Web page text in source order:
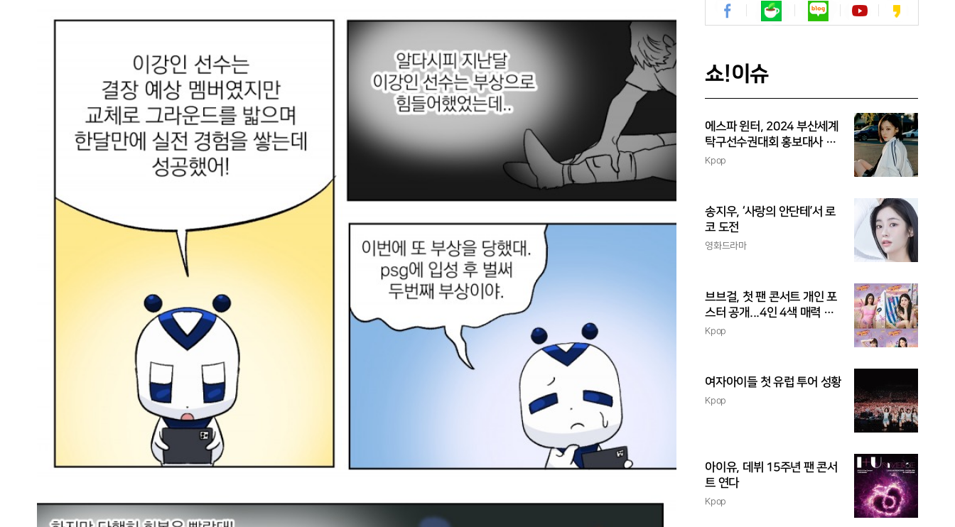
쇼!이슈
에스파 윈터, 2024 부산세계
탁구선수권대회 홍보대사 위
촉
Kpop
송지우, ‘사랑의 안단테’서 로
코 도전
영화드라마
브브걸, 첫 팬 콘서트 개인 포
스터 공개...4인 4색 매력 발
산
Kpop
여자아이들 첫 유럽 투어 성황
Kpop
아이유, 데뷔 15주년 팬 콘서
트 연다
Kpop